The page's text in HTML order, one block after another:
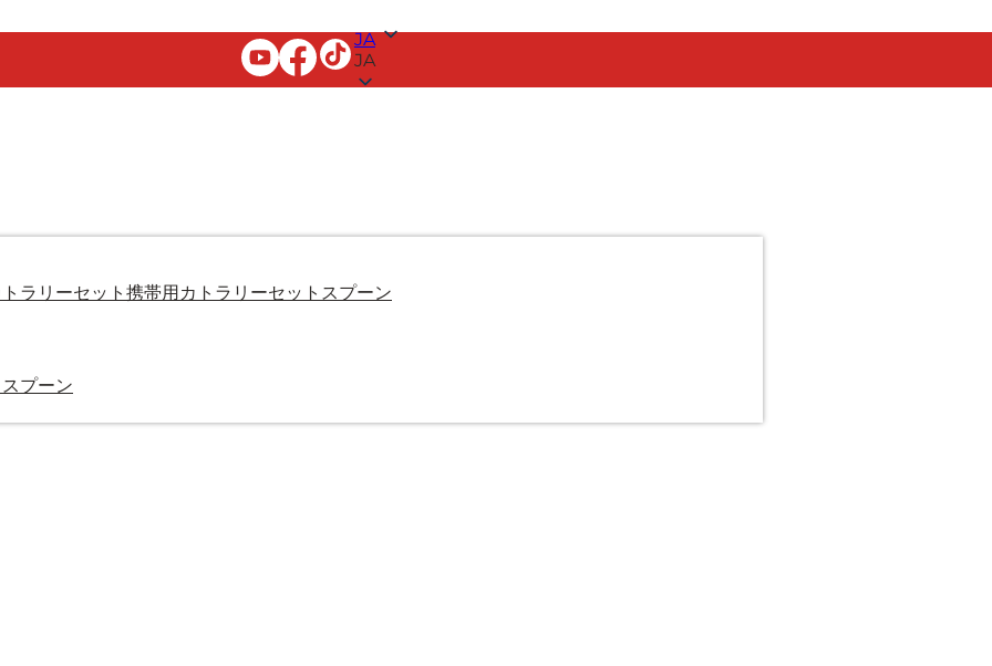
JA
JA
ラリーセット 携帯用カトラリーセット スプーン
プーン